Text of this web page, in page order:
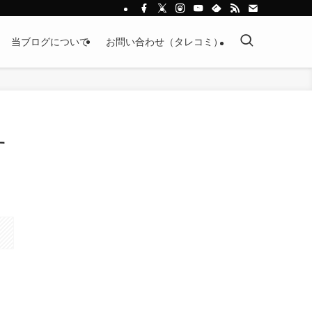
当ブログについて お問い合わせ（タレコミ）